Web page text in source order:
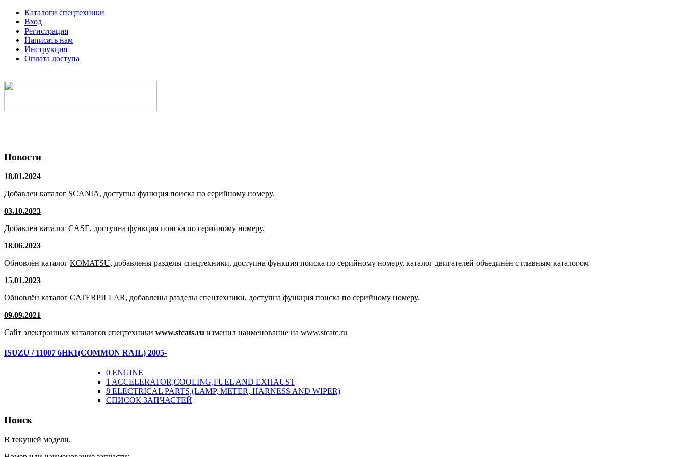
Каталоги спецтехники
Вход
Регистрация
Написать нам
Инструкция
Оплата доступа
Новости
18.01.2024
Добавлен каталог SCANIA, доступна функция поиска по серийному номеру.
03.10.2023
Добавлен каталог CASE, доступна функция поиска по серийному номеру.
18.06.2023
Обновлён каталог KOMATSU, добавлены разделы спецтехники, доступна функция поиска по серийному номеру, каталог двигателей объединён с главным каталогом
15.01.2023
Обновлён каталог CATERPILLAR, добавлены разделы спецтехники, доступна функция поиска по серийному номеру.
09.09.2021
Сайт электронных каталогов спецтехники www.stcats.ru изменил наименование на www.stcatc.ru
ISUZU / 11007 6HK1(COMMON RAIL) 2005-
0 ENGINE
1 ACCELERATOR,COOLING,FUEL AND EXHAUST
8 ELECTRICAL PARTS,(LAMP, METER, HARNESS AND WIPER)
СПИСОК ЗАПЧАСТЕЙ
Поиск
В текущей модели.